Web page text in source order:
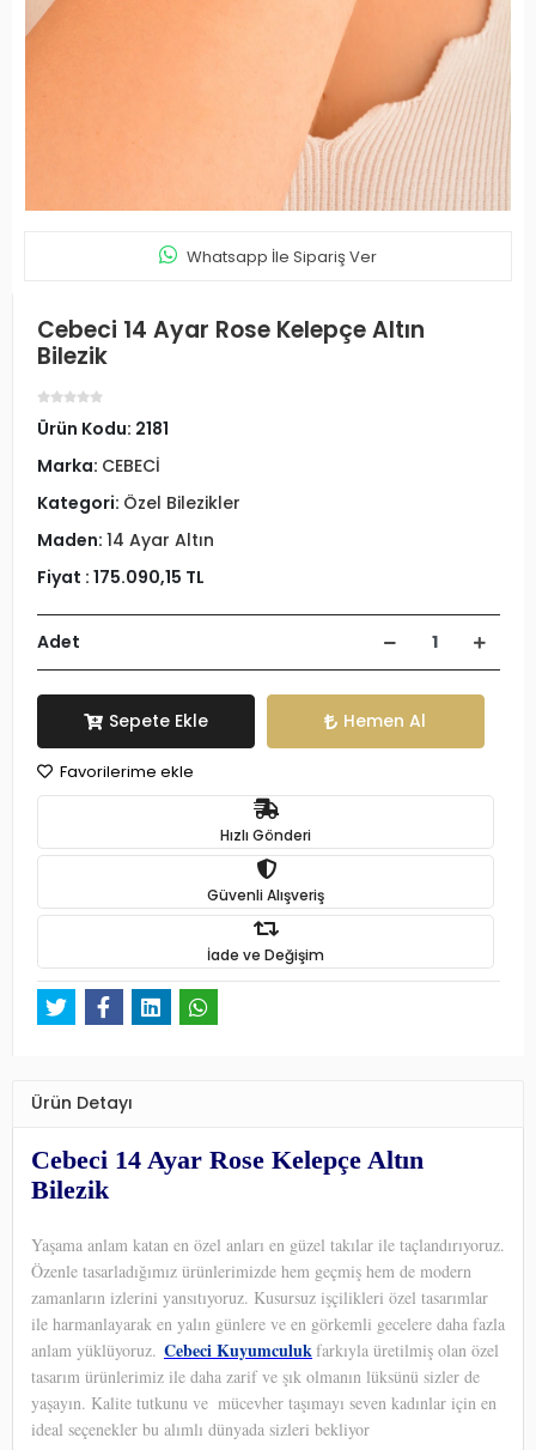
Whatsapp İle Sipariş Ver
Cebeci 14 Ayar Rose Kelepçe Altın
Bilezik
Ürün Kodu: 2181
Marka: CEBECİ
Kategori: Özel Bilezikler
Maden: 14 Ayar Altın
Fiyat : 175.090,15 TL
Adet
Sepete Ekle Hemen Al
Favorilerime ekle
Hızlı Gönderi
Güvenli Alışveriş
İade ve Değişim
Ürün Detayı
Cebeci 14 Ayar Rose Kelepçe Altın
Bilezik
Yaşama anlam katan en özel anları en güzel takılar ile taçlandırıyoruz.
Özenle tasarladığımız ürünlerimizde hem geçmiş hem de modern
zamanların izlerini yansıtıyoruz. Kusursuz işçilikleri özel tasarımlar
ile harmanlayarak en yalın günlere ve en görkemli gecelere daha fazla
anlam yüklüyoruz. Cebeci Kuyumculukfarkıyla üretilmiş olan özel
tasarım ürünlerimiz ile daha zarif ve şık olmanın lüksünü sizler de
yaşayın. Kalite tutkunu ve mücevher taşımayı seven kadınlar için en
ideal seçenekler bu alımlı dünyada sizleri bekliyor